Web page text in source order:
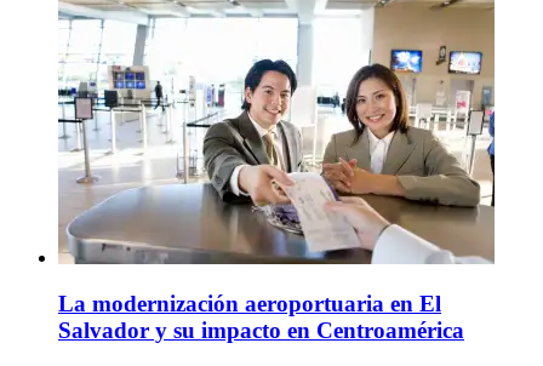
La modernización aeroportuaria en El
Salvador y su impacto en Centroamérica